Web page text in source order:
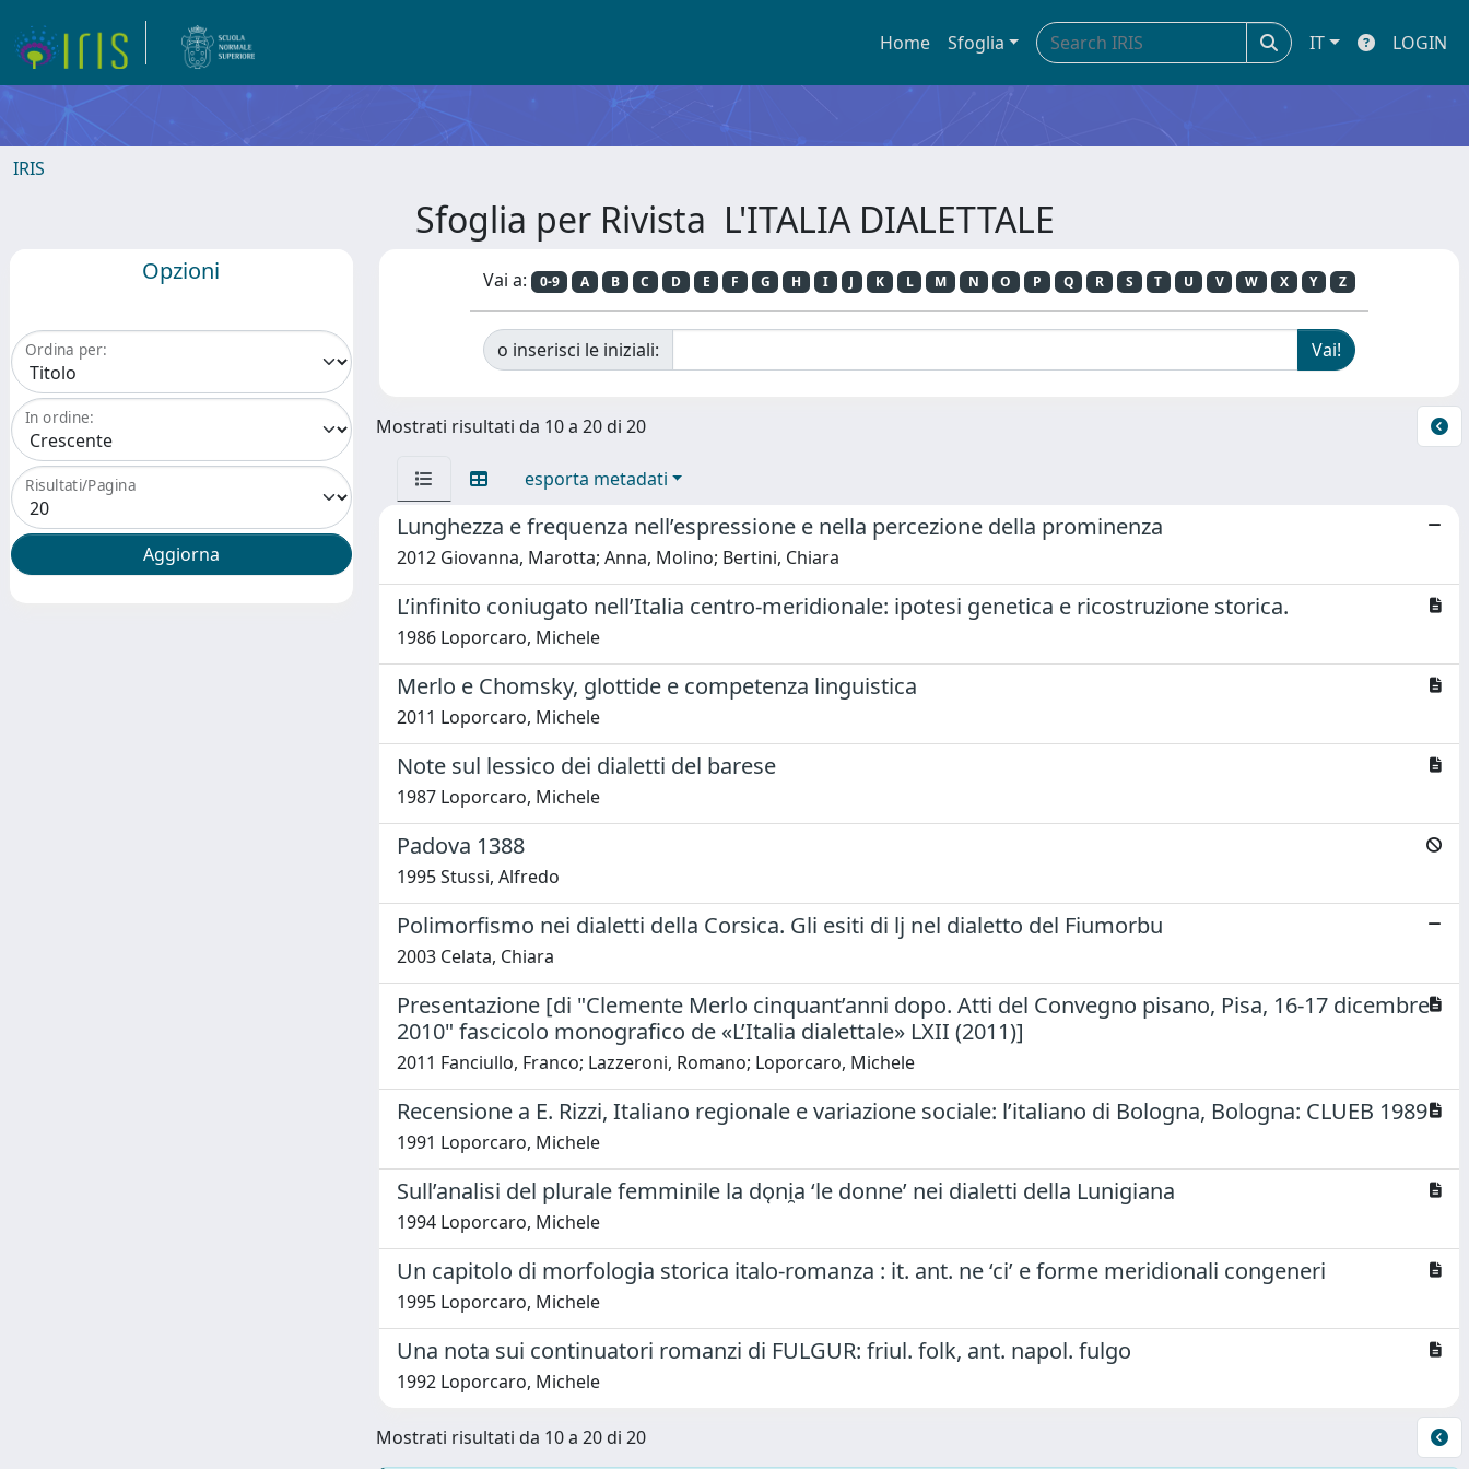
Home Sfoglia IT LOGIN
IRIS
Sfoglia per Rivista L'ITALIA DIALETTALE
Opzioni
Ordina per:
In ordine:
Risultati/Pagina
Vai a: 0-9 A B C D E F G H I J K L M N O P Q R S T U V W X Y Z
o inserisci le iniziali:
Mostrati risultati da 10 a 20 di 20
esporta metadati
Lunghezza e frequenza nell’espressione e nella percezione della prominenza
2012 Giovanna, Marotta; Anna, Molino; Bertini, Chiara
L’infinito coniugato nell’Italia centro-meridionale: ipotesi genetica e ricostruzione storica.
1986 Loporcaro, Michele
Merlo e Chomsky, glottide e competenza linguistica
2011 Loporcaro, Michele
Note sul lessico dei dialetti del barese
1987 Loporcaro, Michele
Padova 1388
1995 Stussi, Alfredo
Polimorfismo nei dialetti della Corsica. Gli esiti di lj nel dialetto del Fiumorbu
2003 Celata, Chiara
Presentazione [di "Clemente Merlo cinquant’anni dopo. Atti del Convegno pisano, Pisa, 16-17 dicembre
2010" fascicolo monografico de «L’Italia dialettale» LXII (2011)]
2011 Fanciullo, Franco; Lazzeroni, Romano; Loporcaro, Michele
Recensione a E. Rizzi, Italiano regionale e variazione sociale: l’italiano di Bologna, Bologna: CLUEB 1989
1991 Loporcaro, Michele
Sull’analisi del plurale femminile la do̜ni̯a ‘le donne’ nei dialetti della Lunigiana
1994 Loporcaro, Michele
Un capitolo di morfologia storica italo-romanza : it. ant. ne ‘ci’ e forme meridionali congeneri
1995 Loporcaro, Michele
Una nota sui continuatori romanzi di FULGUR: friul. folk, ant. napol. fulgo
1992 Loporcaro, Michele
Mostrati risultati da 10 a 20 di 20